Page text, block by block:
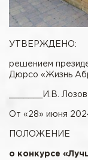
УТВЕРЖДЕНО:
решением
Дюрсо «Жизнь
_______И.В.
От «28» июня
ПОЛОЖЕНИЕ
о конкурсе